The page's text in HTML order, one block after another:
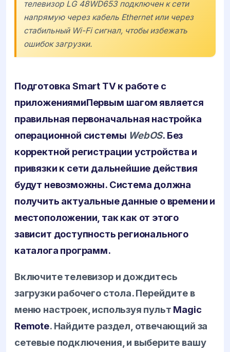
телевизор LG 48WD653подключен к сети
напрямую через кабель Ethernet или через
стабильный Wi-Fi сигнал, чтобы избежать
ошибок загрузки.
Подготовка Smart TV к работе с
приложениямиПервым шагом является
правильная первоначальная настройка
операционной системы WebOS. Без
корректной регистрации устройства и
привязки к сети дальнейшие действия
будут невозможны. Система должна
получить актуальные данные о времени и
местоположении, так как от этого
зависит доступность регионального
каталога программ.
Включите телевизор и дождитесь
загрузки рабочего стола. Перейдите в
меню настроек, используя пульт Magic
Remote. Найдите раздел, отвечающий за
сетевые подключения, и выберите вашу